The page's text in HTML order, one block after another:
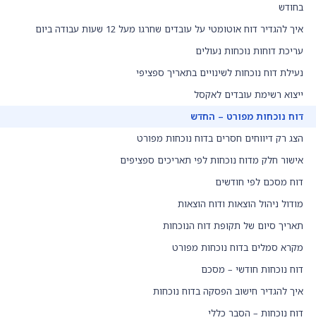
בחודש
איך להגדיר דוח אוטומטי על עובדים שחרגו מעל 12 שעות עבודה ביום
עריכת דוחות נוכחות נעולים
נעילת דוח נוכחות לשינויים בתאריך ספציפי
ייצוא רשימת עובדים לאקסל
דוח נוכחות מפורט – החדש
הצג רק דיווחים חסרים בדוח נוכחות מפורט
אישור חלק מדוח נוכחות לפי תאריכים ספציפים
דוח מסכם לפי חודשים
מודול ניהול הוצאות ודוח הוצאות
תאריך סיום של תקופת דוח הנוכחות
מקרא סמלים בדוח נוכחות מפורט
דוח נוכחות חודשי – מסכם
איך להגדיר חישוב הפסקה בדוח נוכחות
דוח נוכחות – הסבר כללי